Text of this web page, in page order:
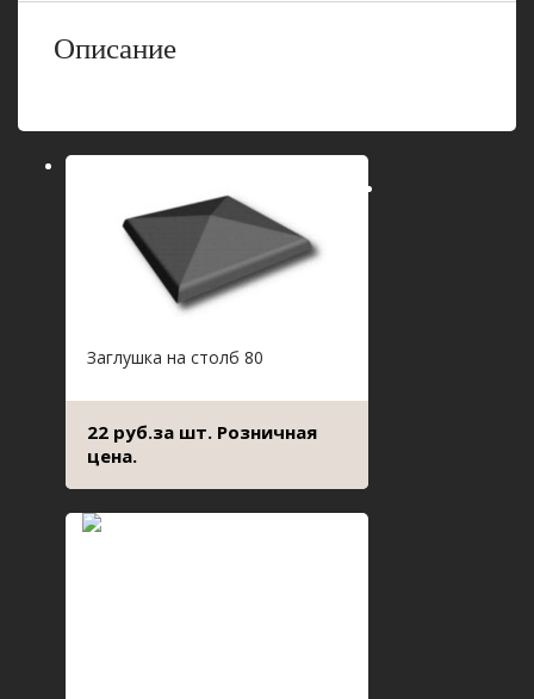
Описание
Заглушка на столб 80
22 руб.за шт. Розничная
цена.